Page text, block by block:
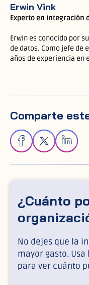
Erwin Vink
Experto en integración
Erwin es conocido por
de datos. Como jefe de
años de experiencia en
Comparte
¿Cuánto
No dejes que la
mayor gasto.
para ver cuánto